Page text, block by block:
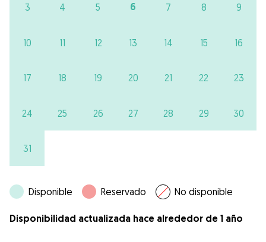
3 4 5 6 7 8 9
10 11 12 13 14 15 16
17 18 19 20 21 22 23
24 25 26 27 28 29 30
31
Disponible Reservado No disponible
Disponibilidad actualizada hace alrededor de 1 año